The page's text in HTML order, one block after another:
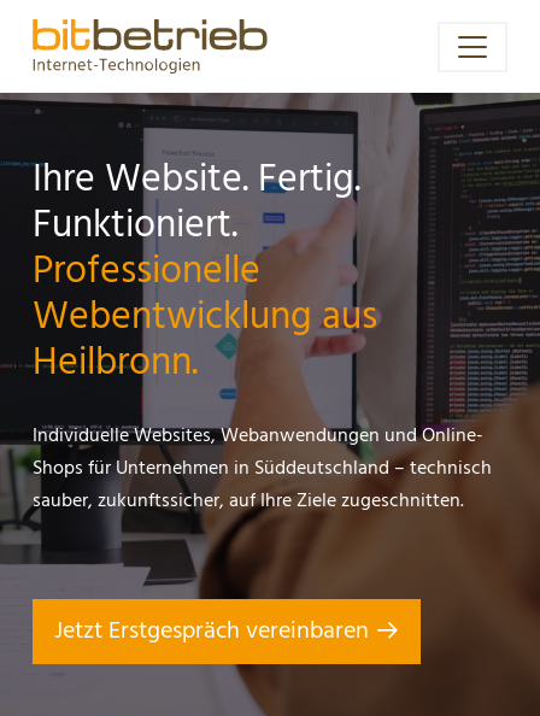
Ihre Website. Fertig.
Funktioniert.
Professionelle
Webentwicklung aus
Heilbronn.
Individuelle Websites, Webanwendungen und Online-
Shops für Unternehmen in Süddeutschland – technisch
sauber, zukunftssicher, auf Ihre Ziele zugeschnitten.
Jetzt Erstgespräch vereinbaren